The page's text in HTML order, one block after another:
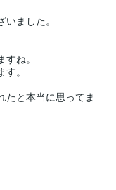
ました。
ね。
。
たと本当に思ってま